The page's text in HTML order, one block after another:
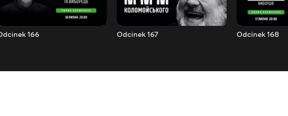
166 Odcinek 167 Odcinek 168